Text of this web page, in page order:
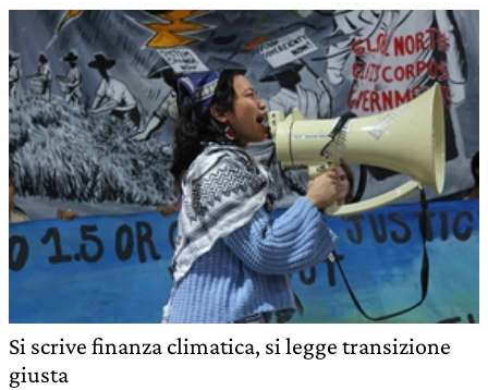
Si scrive finanza climatica, si legge transizione
giusta